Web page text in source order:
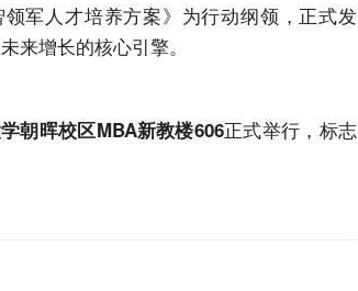
军人才培养方案》为行动纲领，正式发
来增长的核心引擎。
朝晖校区MBA新教楼606正式举行，标志